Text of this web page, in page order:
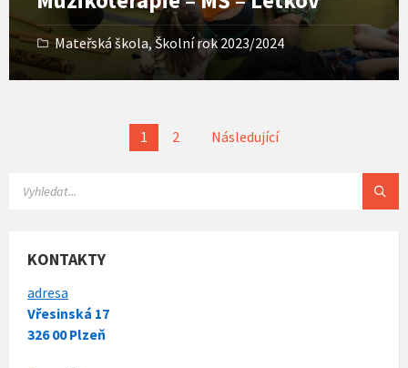
Mateřská škola, Školní rok 2023/2024
1 2 Následující
KONTAKTY
adresa
Vřesinská 17
326 00 Plzeň